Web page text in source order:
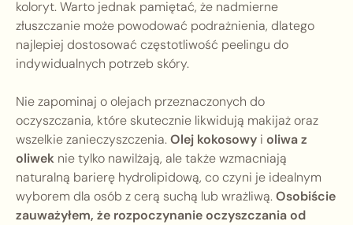
koloryt. Warto jednak pamiętać, że nadmierne
złuszczanie może powodować podrażnienia, dlatego
najlepiej dostosować częstotliwość peelingu do
indywidualnych potrzeb skóry.
Nie zapominaj o olejach przeznaczonych do
oczyszczania, które skutecznie likwidują makijaż oraz
wszelkie zanieczyszczenia.Olej kokosowy i oliwa z
oliwek nie tylko nawilżają, ale także wzmacniają
naturalną barierę hydrolipidową, co czyni je idealnym
wyborem dla osób z cerą suchą lub wrażliwą.Osobiście
zauważyłem, że rozpoczynanie oczyszczania od